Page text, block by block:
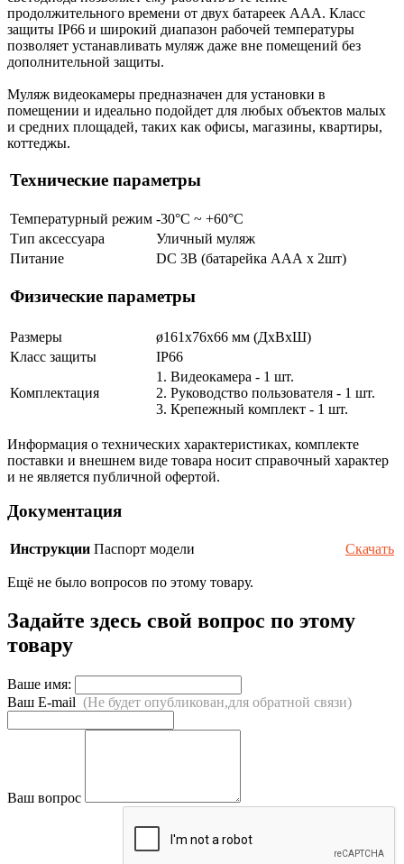
продолжительного времени от двух батареек AAA. Класс
защиты IP66 и широкий диапазон рабочей температуры
позволяет устанавливать муляж даже вне помещений без
дополнительной защиты.
Муляж видеокамеры предназначен для установки в
помещении и идеально подойдет для любых объектов малых
и средних площадей, таких как офисы, магазины, квартиры,
коттеджы.
Технические параметры
Температурный режим -30°С ~ +60°С
Тип аксессуара
Уличный муляж
Питание
DC 3В (батарейка ААА х 2шт)
Физические параметры
Размеры
ø161х76x66 мм (ДхВxШ)
Класс защиты
IP66
Комплектация
1. Видеокамера - 1 шт.
2. Руководство пользователя - 1 шт.
3. Крепежный комплект - 1 шт.
Информация о технических характеристиках, комплекте
поставки и внешнем виде товара носит справочный характер
и не является публичной офертой.
Документация
Инструкции Паспорт модели Скачать
Ещё не было вопросов по этому товару.
Задайте здесь свой вопрос по этому
товару
Ваше имя:
Ваш E-mail (Не будет опубликован,для обратной связи)
Ваш вопрос